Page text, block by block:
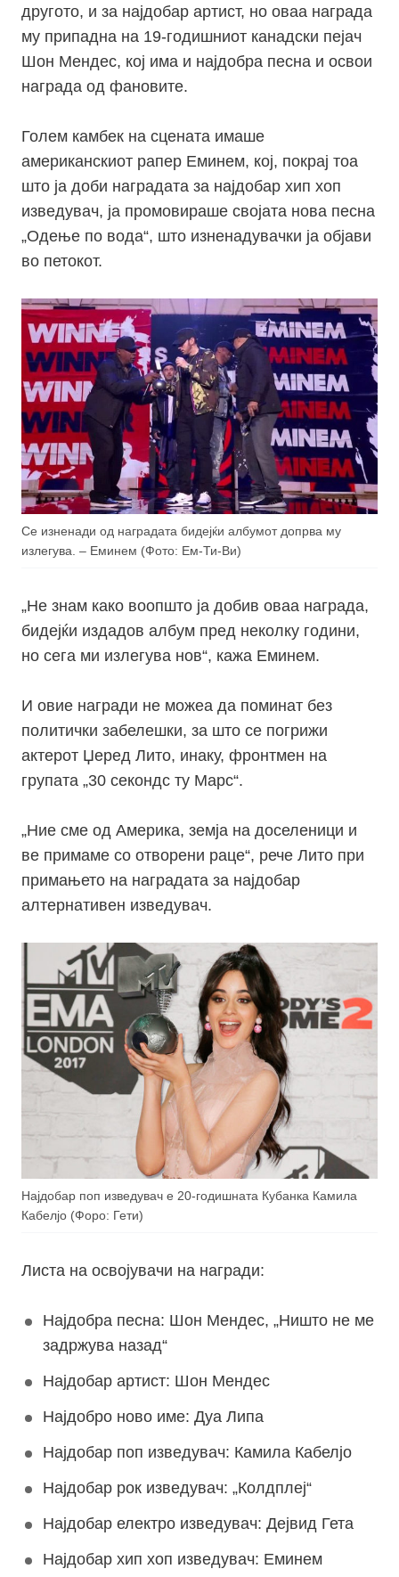
другото, и за најдобар артист, но оваа награда
му припадна на 19-годишниот канадски пејач
Шон Мендес, кој има и најдобра песна и освои
награда од фановите.
Голем камбек на сцената имаше
американскиот рапер Еминем, кој, покрај тоа
што ја доби наградата за најдобар хип хоп
изведувач, ја промовираше својата нова песна
„Одење по вода“, што изненадувачки ја објави
во петокот.
Се изненади од наградата бидејќи албумот допрва му
излегува. – Еминем (Фото: Ем-Ти-Ви)
„Не знам како воопшто ја добив оваа награда,
бидејќи издадов албум пред неколку години,
но сега ми излегува нов“, кажа Еминем.
И овие награди не можеа да поминат без
политички забелешки, за што се погрижи
актерот Џеред Лито, инаку, фронтмен на
групата „30 секондс ту Марс“.
„Ние сме од Америка, земја на доселеници и
ве примаме со отворени раце“, рече Лито при
примањето на наградата за најдобар
алтернативен изведувач.
Најдобар поп изведувач е 20-годишната Кубанка Камила
Кабелјо (Форо: Гети)
Листа на освојувачи на награди:
Најдобра песна: Шон Мендес, „Ништо не ме
задржува назад“
Најдобар артист: Шон Мендес
Најдобро ново име: Дуа Липа
Најдобар поп изведувач: Камила Кабелјо
Најдобар рок изведувач: „Колдплеј“
Најдобар електро изведувач: Дејвид Гета
Најдобар хип хоп изведувач: Еминем